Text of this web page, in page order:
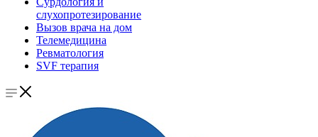
слухопротезирование
Вызов врача на дом
Телемедицина
Ревматология
SVF терапия